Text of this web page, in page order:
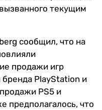
текущим
сообщил, что на
продажи игр
PlayStation и
PS5 и
предполагалось, что